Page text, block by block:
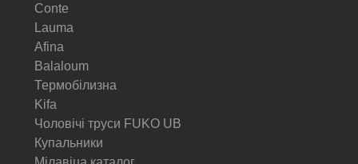
Conte
Lauma
Afina
Balaloum
Термобілизна
Kifa
Чоловічі труси FUKO UB
Купальники